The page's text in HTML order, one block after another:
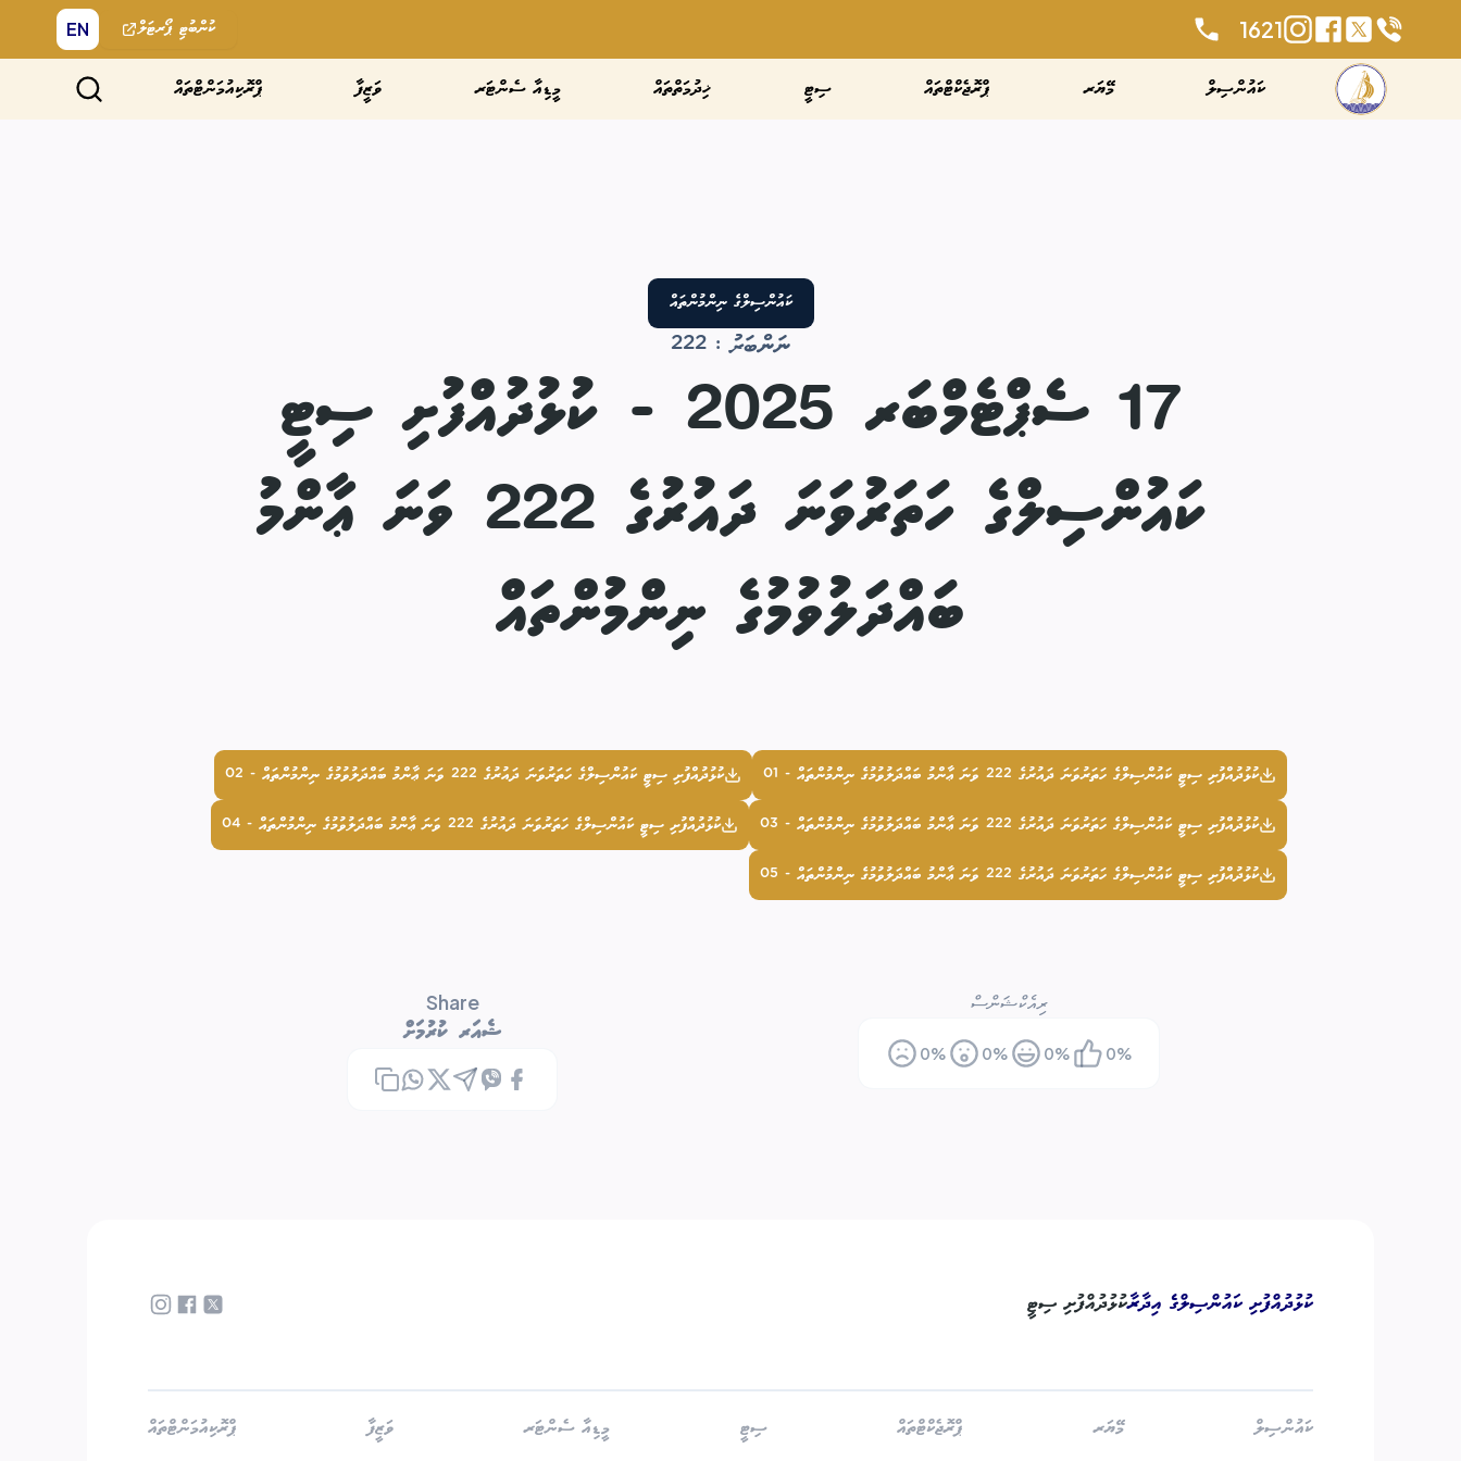
1621 ކުންބުޓި ޕޯރޓަލް EN
ކައުންސިލް މޭޔަރ ޕްރޮޖެކްޓްތައް ސިޓީ ޚިދުމަތްތައް މީޑިއާ ސެންޓަރ ވަޒީފާ ޕްރޮކިއުމަންޓްތައް
ކައުންސިލްގެ ނިންމުންތައް
ނަންބަރު : 222
17 ސެޕްޓެމްބަރ 2025 - ކުޅުދުއްފުށި ސިޓީ
ކައުންސިލްގެ ހަތަރުވަނަ ދައުރުގެ 222 ވަނަ ޢާންމު
ބައްދަލުވުމުގެ ނިންމުންތައް
ކުޅުދުއްފުށި ސިޓީ ކައުންސިލްގެ ހަތަރުވަނަ ދައުރުގެ 222 ވަނަ ޢާންމު ބައްދަލުވުމުގެ ނިންމުންތައް - 01 ކުޅުދުއްފުށި ސިޓީ ކައުންސިލްގެ ހަތަރުވަނަ ދައުރުގެ 222 ވަނަ ޢާންމު ބައްދަލުވުމުގެ ނިންމުންތައް - 02
ކުޅުދުއްފުށި ސިޓީ ކައުންސިލްގެ ހަތަރުވަނަ ދައުރުގެ 222 ވަނަ ޢާންމު ބައްދަލުވުމުގެ ނިންމުންތައް - 03 ކުޅުދުއްފުށި ސިޓީ ކައުންސިލްގެ ހަތަރުވަނަ ދައުރުގެ 222 ވަނަ ޢާންމު ބައްދަލުވުމުގެ ނިންމުންތައް - 04
ކުޅުދުއްފުށި ސިޓީ ކައުންސިލްގެ ހަތަރުވަނަ ދައުރުގެ 222 ވަނަ ޢާންމު ބައްދަލުވުމުގެ ނިންމުންތައް - 05
ރިއެކްޝަންސް
0%
0%
0%
0%
Share
ޝެއަރ ކުރުމަށް
ކުޅުދުއްފުށި ކައުންސިލްގެ އިދާރާކުޅުދުއްފުށި ސިޓީ
ކައުންސިލް މޭޔަރ ޕްރޮޖެކްޓްތައް ސިޓީ މީޑިއާ ސެންޓަރ ވަޒީފާ ޕްރޮކިއުމަންޓްތައް